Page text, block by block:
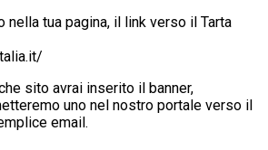
nella tua pagina, il link verso il Tarta
sito avrai inserito il banner,
uno nel nostro portale verso il
email.